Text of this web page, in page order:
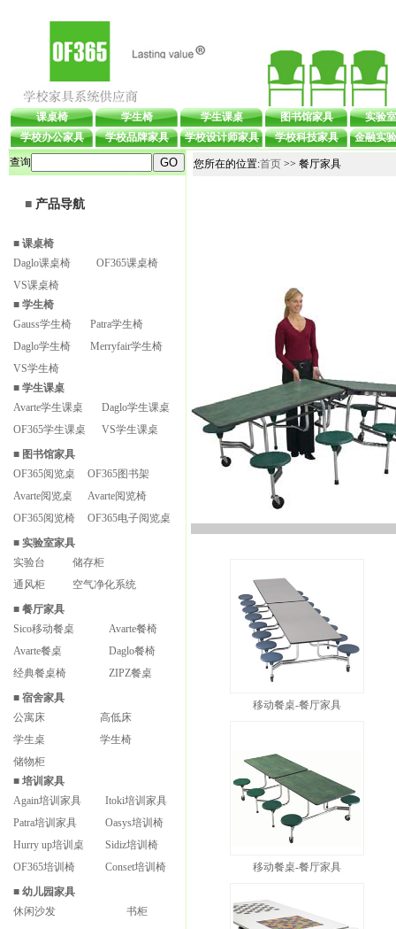
课桌椅 学生椅 学生课桌 图书馆家具
实验
学校办公家具
学校品牌家具 学校设计师家具 学校科技家具
金融实
查询
■ 产品导航
■ 课桌椅
Daglo课桌椅
OF365课桌椅
VS课桌椅
■ 学生椅
Gauss学生椅
Patra学生椅
Daglo学生椅
Merryfair学生椅
VS学生椅
■ 学生课桌
Avarte学生课桌
Daglo学生课桌
OF365学生课桌
VS学生课桌
■ 图书馆家具
OF365阅览桌
OF365图书架
Avarte阅览桌
Avarte阅览椅
OF365阅览椅
OF365电子阅览桌
■ 实验室家具
实验台
储存柜
通风柜
空气净化系统
■ 餐厅家具
Sico移动餐桌
Avarte餐椅
Avarte餐桌
Daglo餐椅
经典餐桌椅
ZIPZ餐桌
■ 宿舍家具
公寓床
高低床
学生桌
学生椅
储物柜
■ 培训家具
Again培训家具
Itoki培训家具
Patra培训家具
Oasys培训椅
Hurry up培训桌
Sidiz培训椅
OF365培训椅
Conset培训椅
■ 幼儿园家具
休闲沙发
书柜
您所在的位置:首页>> 餐厅家具
移动餐桌-餐厅家具
移动餐桌-餐厅家具